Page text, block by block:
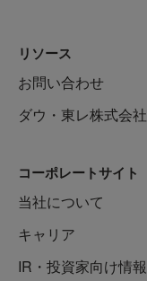
リソース
お問い合わせ
ダウ・東レ株式会社
コーポレートサイト
当社について
キャリア
IR・投資家向け情報